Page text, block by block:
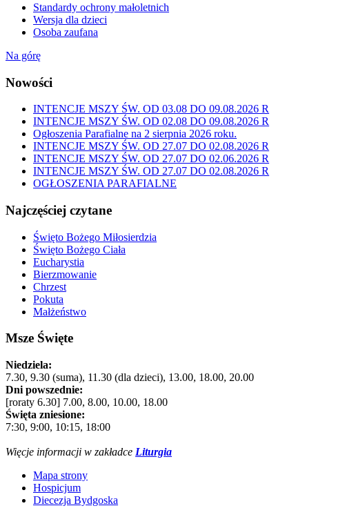
Standardy ochrony małoletnich
Wersja dla dzieci
Osoba zaufana
Na górę
Nowości
INTENCJE MSZY ŚW. OD 03.08 DO 09.08.2026 R
INTENCJE MSZY ŚW. OD 02.08 DO 09.08.2026 R
Ogłoszenia Parafialne na 2 sierpnia 2026 roku.
INTENCJE MSZY ŚW. OD 27.07 DO 02.08.2026 R
INTENCJE MSZY ŚW. OD 27.07 DO 02.06.2026 R
INTENCJE MSZY ŚW. OD 27.07 DO 02.08.2026 R
OGŁOSZENIA PARAFIALNE
Najczęściej czytane
Święto Bożego Miłosierdzia
Święto Bożego Ciała
Eucharystia
Bierzmowanie
Chrzest
Pokuta
Małżeństwo
Msze Święte
Niedziela:
7.30, 9.30 (suma), 11.30 (dla dzieci), 13.00, 18.00, 20.00
Dni powszednie:
[roraty 6.30] 7.00, 8.00, 10.00, 18.00
Święta zniesione:
7:30, 9:00, 10:15, 18:00
Więcje informacji w zakładce Liturgia
Mapa strony
Hospicjum
Diecezja Bydgoska